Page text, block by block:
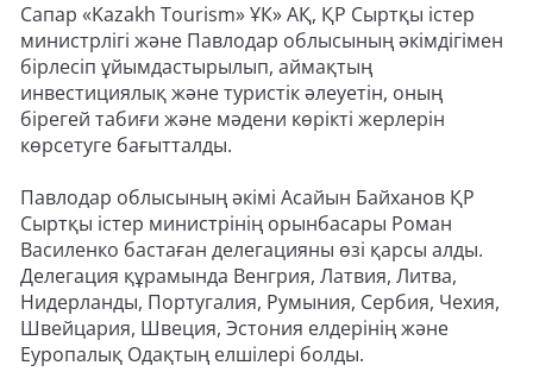
Сапар «Kazakh Tourism» ҰК» АҚ, ҚР Сыртқы істер
министрлігі және Павлодар облысының әкімдігімен
бірлесіп ұйымдастырылып, аймақтың
инвестициялық және туристік әлеуетін, оның
бірегей табиғи және мәдени көрікті жерлерін
көрсетуге бағытталды.
Павлодар облысының әкімі Асайын Байханов ҚР
Сыртқы істер министрінің орынбасары Роман
Василенко бастаған делегацияны өзі қарсы алды.
Делегация құрамында Венгрия, Латвия, Литва,
Нидерланды, Португалия, Румыния, Сербия, Чехия,
Швейцария, Швеция, Эстония елдерінің және
Еуропалық Одақтың елшілері болды.